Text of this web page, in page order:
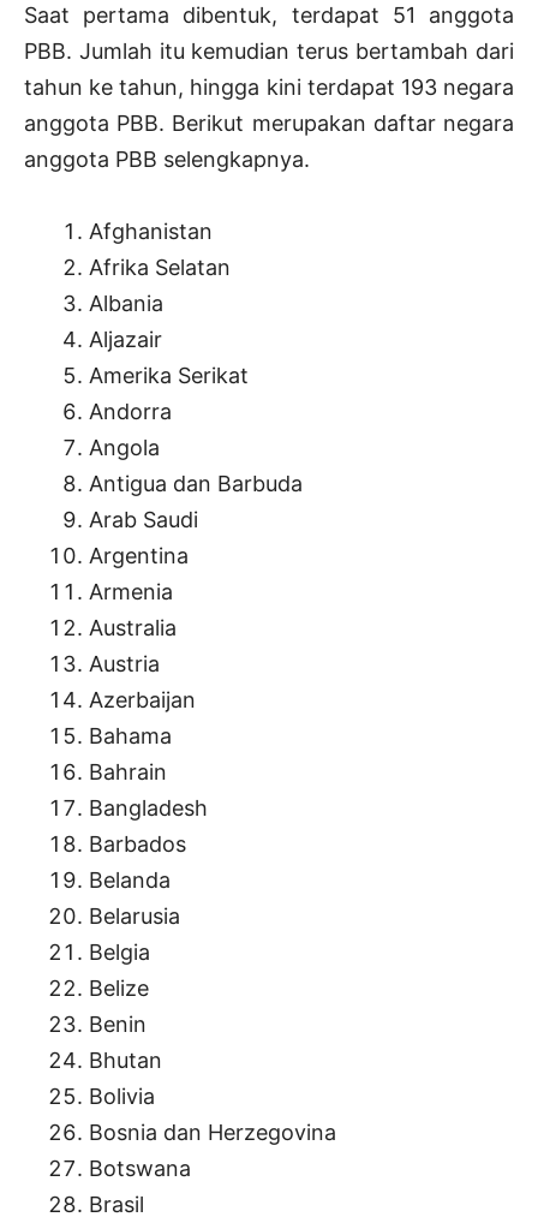
Saat pertama dibentuk, terdapat 51 anggota
PBB. Jumlah itu kemudian terus bertambah dari
tahun ke tahun, hingga kini terdapat 193 negara
anggota PBB. Berikut merupakan daftar negara
anggota PBB selengkapnya.
Afghanistan
Afrika Selatan
Albania
Aljazair
Amerika Serikat
Andorra
Angola
Antigua dan Barbuda
Arab Saudi
Argentina
Armenia
Australia
Austria
Azerbaijan
Bahama
Bahrain
Bangladesh
Barbados
Belanda
Belarusia
Belgia
Belize
Benin
Bhutan
Bolivia
Bosnia dan Herzegovina
Botswana
Brasil